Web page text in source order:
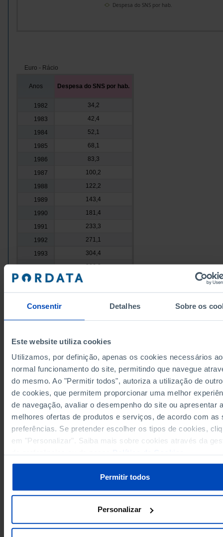
Consentir Detalhes Sobre os
Este website utiliza cookies
Utilizamos, por definição, apenas os cookies necessários ao
normal funcionamento do site, permitindo que navegue
do mesmo. Ao "Permitir todos", autoriza a utilização de
de cookies, que permitem proporcionar uma melhor
de navegação, avaliar o desempenho do site ou apresentar
melhores ofertas de produtos e serviços, de acordo com as
preferências. Se pretender escolher os tipos de cookies,
em "Personalizar". Saiba mais sobre cookies através da
Permitir todos
Personalizar
Despesa do SNS por hab.
Euro - Rácio
Anos Despesa do SNS por hab.
1982
34,2
1983
42,4
1984
52,1
1985
68,1
1986
83,3
1987
100,2
1988
122,2
1989
143,4
1990
181,4
1991
233,3
1992
271,1
1993
304,4
326,3
1995
1996
394,3
1997
1998
486,1
2001
666,9
856,8
2005
926,6
2006
900,3
2007
908,0
2008
925,3
1.021,1
2011
954,2
893,1
2013
893,8
Fontes/Entidades: INE, ACSS/MS, PORDATA
Última actualização: 2026-06-22
Os valores apresentados entre 2021 e 2024 foram revistos pelo INE no âmbito
revisão das Estimativas da População Residente, divulgada pela entidade a
22/06/2026.
RELACIONADOS